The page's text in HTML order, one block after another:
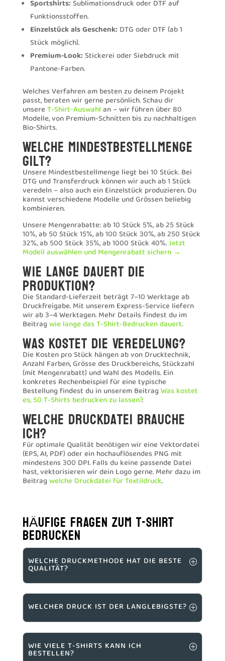
Sportshirts: Sublimationsdruck oder DTF auf
Funktionsstoffen.
Einzelstück als Geschenk: DTG oder DTF (ab 1
Stück möglich).
Premium-Look: Stickerei oder Siebdruck mit
Pantone-Farben.
Welches Verfahren am besten zu deinem Projekt
passt, beraten wir gerne persönlich. Schau dir
unsereT-Shirt-Auswahlan – wir führen über 80
Modelle, von Premium-Schnitten bis zu nachhaltigen
Bio-Shirts.
Welche Mindestbestellmenge
gilt?
Unsere Mindestbestellmenge liegt bei 10 Stück. Bei
DTG und Transferdruck können wir auch ab 1 Stück
veredeln – also auch ein Einzelstück produzieren. Du
kannst verschiedene Modelle und Grössen beliebig
kombinieren.
Unsere Mengenrabatte: ab 10 Stück 5%, ab 25 Stück
10%, ab 50 Stück 15%, ab 100 Stück 30%, ab 250 Stück
32%, ab 500 Stück 35%, ab 1000 Stück 40%.Jetzt
Modell auswählen und Mengenrabatt sichern →
Wie lange dauert die
Produktion?
Die Standard-Lieferzeit beträgt 7–10 Werktage ab
Druckfreigabe. Mit unserem Express-Service liefern
wir ab 3–4 Werktagen. Mehr Details findest du im
Beitragwie lange das T-Shirt-Bedrucken dauert.
Was kostet die Veredelung?
Die Kosten pro Stück hängen ab von Drucktechnik,
Anzahl Farben, Grösse des Druckbereichs, Stückzahl
(mit Mengenrabatt) und Wahl des Modells. Ein
konkretes Rechenbeispiel für eine typische
Bestellung findest du in unserem BeitragWas kostet
es, 50 T-Shirts bedrucken zu lassen?.
Welche Druckdatei brauche
ich?
Für optimale Qualität benötigen wir eine Vektordatei
(EPS, AI, PDF) oder ein hochauflösendes PNG mit
mindestens 300 DPI. Falls du keine passende Datei
hast, vektorisieren wir dein Logo gerne. Mehr dazu im
Beitragwelche Druckdatei für Textildruck.
HÄUFIGE FRAGEN ZUM T-SHIRT
BEDRUCKEN
WELCHE DRUCKMETHODE HAT DIE BESTE
QUALITÄT?
WELCHER DRUCK IST DER LANGLEBIGSTE?
WIE VIELE T-SHIRTS KANN ICH
BESTELLEN?